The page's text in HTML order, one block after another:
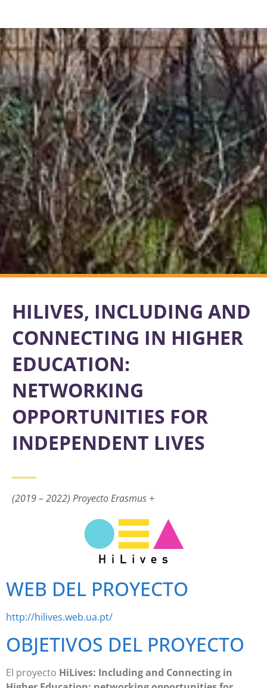
HILIVES, INCLUDING AND
CONNECTING IN HIGHER
EDUCATION:
NETWORKING
OPPORTUNITIES FOR
INDEPENDENT LIVES
(2019 – 2022) Proyecto Erasmus +
WEB DEL PROYECTO
http://hilives.web.ua.pt/
OBJETIVOS DEL PROYECTO
El proyecto HiLives: Including and Connecting in